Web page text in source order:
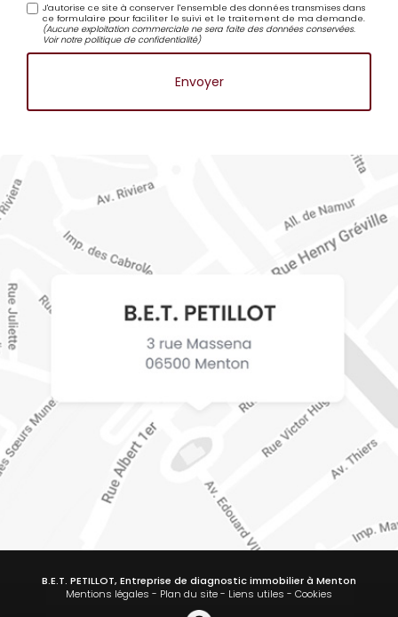
J'autorise ce site à conserver l'ensemble des données transmises dans
ce formulaire pour faciliter le suivi et le traitement de ma demande.
(Aucune exploitation commerciale ne sera faite des données conservées.
Voir notrepolitique de confidentialité)
B.E.T. PETILLOT, Entreprise de diagnostic immobilier à Menton
Mentions légales - Plan du site- Liens utiles - Cookies